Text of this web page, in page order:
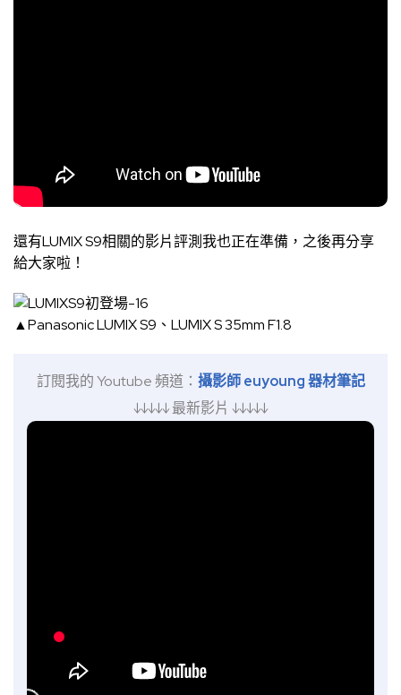
還有LUMIX S9相關的影片評測我也正在準備，之後再分享
給大家啦！
▲Panasonic LUMIX S9、LUMIX S 35mm F1.8
訂閱我的 Youtube 頻道： 攝影師 euyoung 器材筆記
↓↓↓↓↓ 最新影片 ↓↓↓↓↓